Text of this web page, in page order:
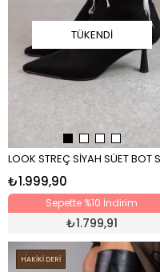
TÜKENDI
₺1.999,90
Sepette %10 İndirim
₺1.799,91
HAKİKİ DERİ